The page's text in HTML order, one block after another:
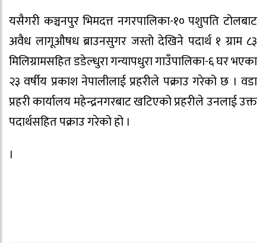
यसैगरी कञ्चनपुर भिमदत्त नगरपालिका-१० पशुपति टोलबाट
अवैध लागूऔषध ब्राउनसुगर जस्तो देखिने पदार्थ १ ग्राम ८३
मिलिग्रामसहित डडेल्धुरा गन्यापधुरा गाउँपालिका-६ घर भएका
२३ वर्षीय प्रकाश नेपालीलाई प्रहरीले पक्राउ गरेको छ । वडा
प्रहरी कार्यालय महेन्द्रनगरबाट खटिएको प्रहरीले उनलाई उक्त
पदार्थसहित पक्राउ गरेको हो ।
।